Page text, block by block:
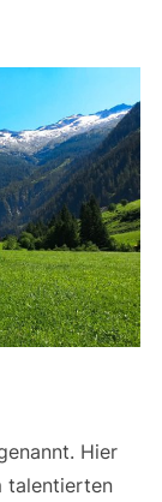
Hier
talentierten